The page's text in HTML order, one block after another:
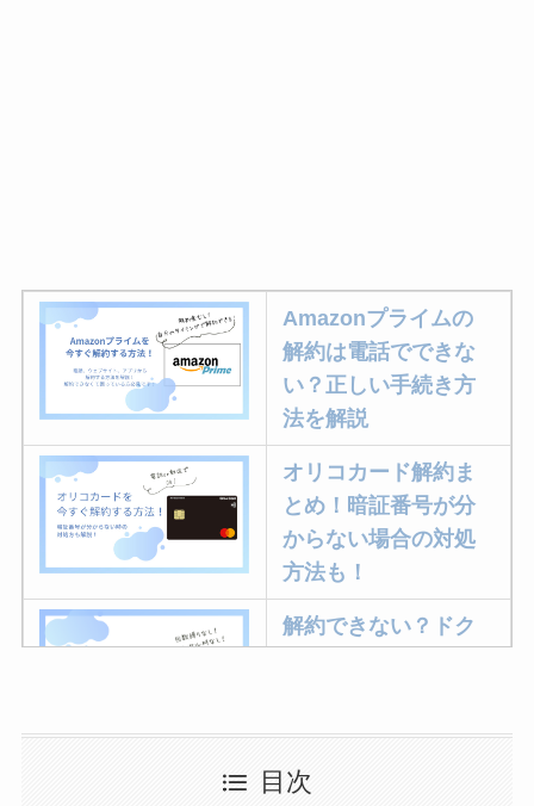
Amazonプライムの
解約は電話でできな
い？正しい手続き方
法を解説
オリコカード解約ま
とめ！暗証番号が分
からない場合の対処
方法も！
解約できない？ドク
ミュゼプラチナムの
目次